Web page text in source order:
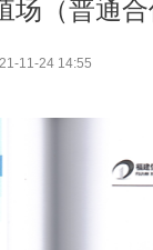
场（普通
11-24 14:55